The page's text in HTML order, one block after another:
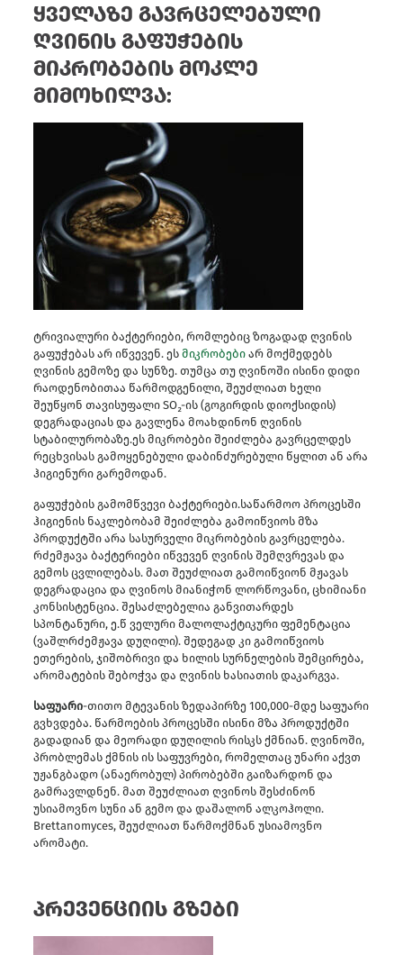
ყველაზე გავრცელებული
ღვინის გაფუჭების
მიკრობების მოკლე
მიმოხილვა:
ტრივიალური ბაქტერიები, რომლებიც ზოგადად ღვინის
გაფუჭებას არ იწვევენ. ეს მიკრობებიარ მოქმედებს
ღვინის გემოზე და სუნზე. თუმცა თუ ღვინოში ისინი დიდი
რაოდენობითაა წარმოდგენილი, შეუძლიათ ხელი
შეუწყონ თავისუფალი SO₂-ის (გოგირდის დიოქსიდის)
დეგრადაციას და გავლენა მოახდინონ ღვინის
სტაბილურობაზე.ეს მიკრობები შეიძლება გავრცელდეს
რეცხვისას გამოყენებული დაბინძურებული წყლით ან არა
ჰიგიენური გარემოდან.
გაფუჭების გამომწვევი ბაქტერიები.საწარმოო პროცესში
ჰიგიენის ნაკლებობამ შეიძლება გამოიწვიოს მზა
პროდუქტში არა სასურველი მიკრობების გავრცელება.
რძემჟავა ბაქტერიები იწვევენ ღვინის შემღვრევას და
გემოს ცვლილებას. მათ შეუძლიათ გამოიწვიონ მჟავას
დეგრადაცია და ღვინოს მიანიჭონ ლორწოვანი, ცხიმიანი
კონსისტენცია. შესაძლებელია განვითარდეს
სპონტანური, ე.წ ველური მალოლაქტიკური ფემენტაცია
(ვაშლრძემჟავა დუღილი). შედეგად კი გამოიწვიოს
ეთერების, ჯიშობრივი და ხილის სურნელების შემცირება,
არომატების შებოჭვა და ღვინის ხასიათის დაკარგვა.
საფუარი-თითო მტევანის ზედაპირზე 100,000-მდე საფუარი
გვხვდება. წარმოების პროცესში ისინი მზა პროდუქტში
გადადიან და მეორადი დუღილის რისკს ქმნიან. ღვინოში,
პრობლემას ქმნის ის საფუვრები, რომელთაც უნარი აქვთ
უჟანგბადო (ანაერობულ) პირობებში გაიზარდონ და
გამრავლდნენ. მათ შეუძლიათ ღვინოს შესძინონ
უსიამოვნო სუნი ან გემო და დაშალონ ალკოჰოლი.
Brettanomyces, შეუძლიათ წარმოქმნან უსიამოვნო
არომატი.
პრევენციის გზები